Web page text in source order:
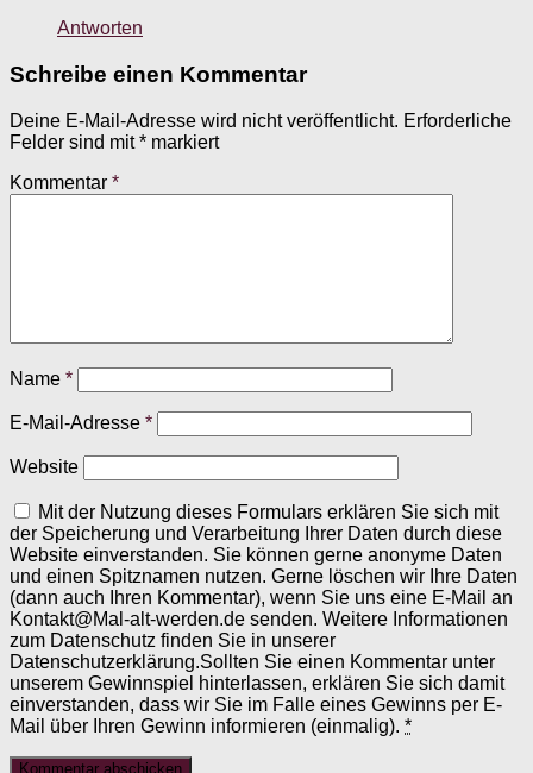
Antworten
Schreibe einen Kommentar
Deine E-Mail-Adresse wird nicht veröffentlicht. Erforderliche
Felder sind mit* markiert
Kommentar *
Name *
E-Mail-Adresse *
Website
Mit der Nutzung dieses Formulars erklären Sie sich mit
der Speicherung und Verarbeitung Ihrer Daten durch diese
Website einverstanden. Sie können gerne anonyme Daten
und einen Spitznamen nutzen. Gerne löschen wir Ihre Daten
(dann auch Ihren Kommentar), wenn Sie uns eine E-Mail an
Kontakt@Mal-alt-werden.de senden. Weitere Informationen
zum Datenschutz finden Sie in unserer
Datenschutzerklärung.Sollten Sie einen Kommentar unter
unserem Gewinnspiel hinterlassen, erklären Sie sich damit
einverstanden, dass wir Sie im Falle eines Gewinns per E-
Mail über Ihren Gewinn informieren (einmalig). *